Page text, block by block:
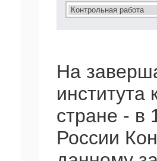
На
института
стране - в
России